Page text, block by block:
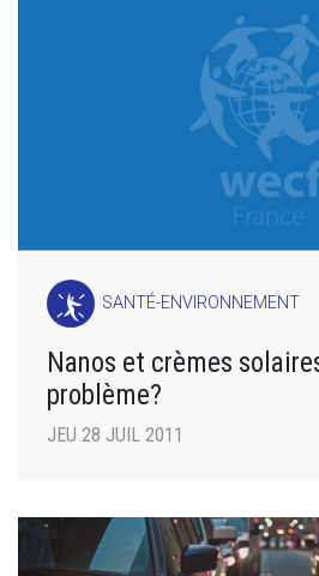
SANTÉ-ENVIRONNEMENT
Nanos et crèmes
problème?
JEU 28 JUIL 2011